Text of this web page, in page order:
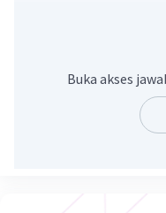
menjadikannya
menaikkan suhu
Jadi, jika fosil
pemanasan global
Buka akses